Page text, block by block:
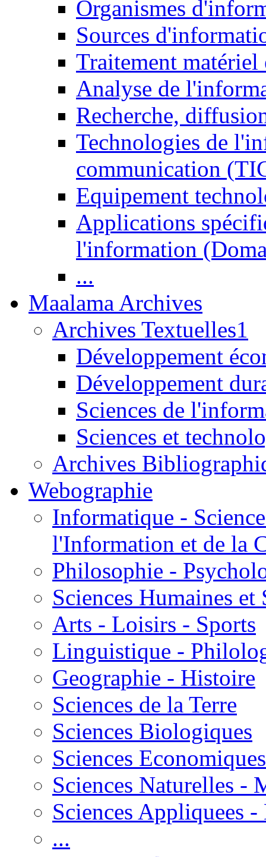
Organismes
Sources
Traitement matériel
Analyse de
Recherche,
Technologies de
communication
Equipement
Applications
l'information
...
Maalama Archives
Archives Textuelles1
Développement
Développement
Sciences de
Sciences et
Archives
Webographie
Informatique -
l'Information et de la
Philosophie -
Sciences Humaines et
Arts - Loisirs - Sports
Linguistique -
Geographie - Histoire
Sciences de la Terre
Sciences Biologiques
Sciences Economiques
Sciences Naturelles -
Sciences Appliquees
...